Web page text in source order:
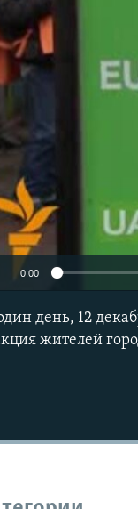
0:00
день, 12
жителей